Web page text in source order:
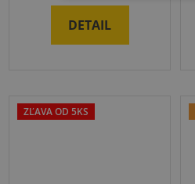
DETAIL
ZĽAVA OD 5KS